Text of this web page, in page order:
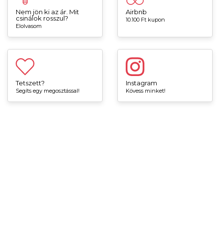
Nem jön ki az ár. Mit
csinálok rosszul?
Elolvasom
Airbnb
10.100 Ft kupon
Tetszett?
Segíts egy megosztással!
Instagram
Kövess minket!